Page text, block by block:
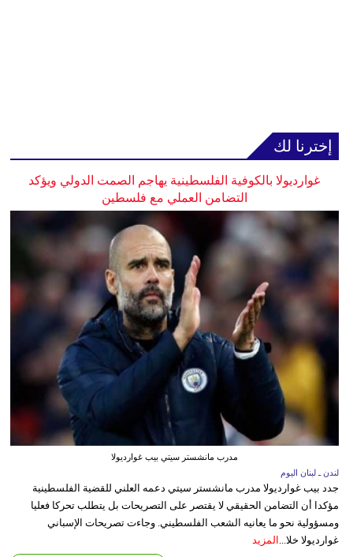
إخترنا لك
غوارديولا بالكوفية الفلسطينية يهاجم الصمت الدولي ويؤكد
التضامن العملي مع فلسطين
مدرب مانشستر سيتي بيب غوارديولا
لندن ـ لبنان اليوم
جدد بيب غوارديولا مدرب مانشستر سيتي دعمه العلني للقضية الفلسطينية
مؤكدا أن التضامن الحقيقي لا يقتصر على التصريحات بل يتطلب تحركا فعليا
ومسؤولية نحو ما يعانيه الشعب الفلسطيني. وجاءت تصريحات الإسباني
غوارديولا خلا... المزيد